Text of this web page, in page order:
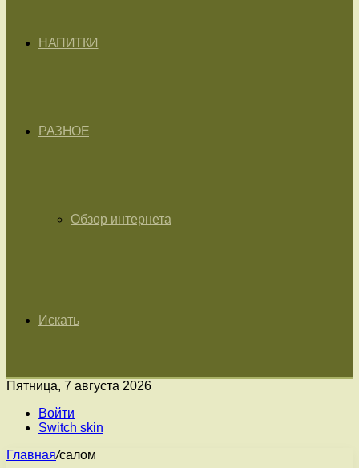
НАПИТКИ
РАЗНОЕ
Обзор интернета
Искать
Пятница, 7 августа 2026
Войти
Switch skin
Главная/салом